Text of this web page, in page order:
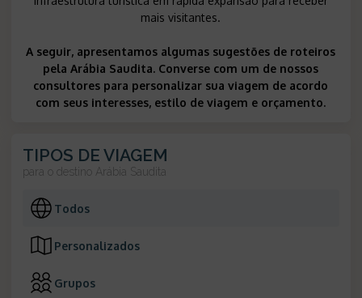
mais visitantes.
A seguir, apresentamos algumas sugestões de roteiros
pela Arábia Saudita. Converse com um de nossos
consultores para personalizar sua viagem de acordo
com seus interesses, estilo de viagem e orçamento.
TIPOS DE VIAGEM
para o destino Arábia Saudita
Todos
Personalizados
Grupos